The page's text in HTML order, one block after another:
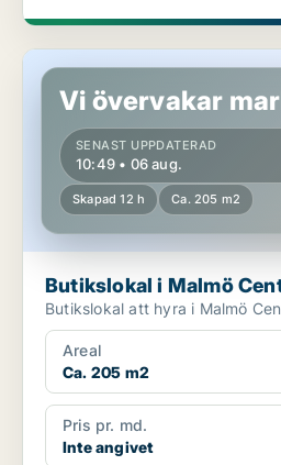
Butikslokal i Malmö Centrum
Vi övervakar
SENAST UPPDATERAD
10:49 • 06 aug.
Skapad 12 h Ca. 205 m2
Butikslokal i Malmö
Butikslokal att hyra i Malmö
Areal
Ca. 205 m2
Pris pr. md.
Inte angivet